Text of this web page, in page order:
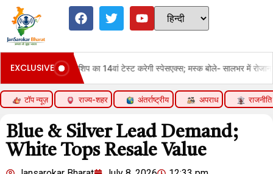
EXCLUSIVE
14वां टेस्ट करेगी स्पेसएक्स; मस्क बोले- सालभर में रोजाना 1 फ्लाइट होगी
टॉप न्यूज़ राज्य-शहर अंतर्राष्ट्रीय अपराध राजनीति
Blue & Silver Lead Demand;
White Tops Resale Value